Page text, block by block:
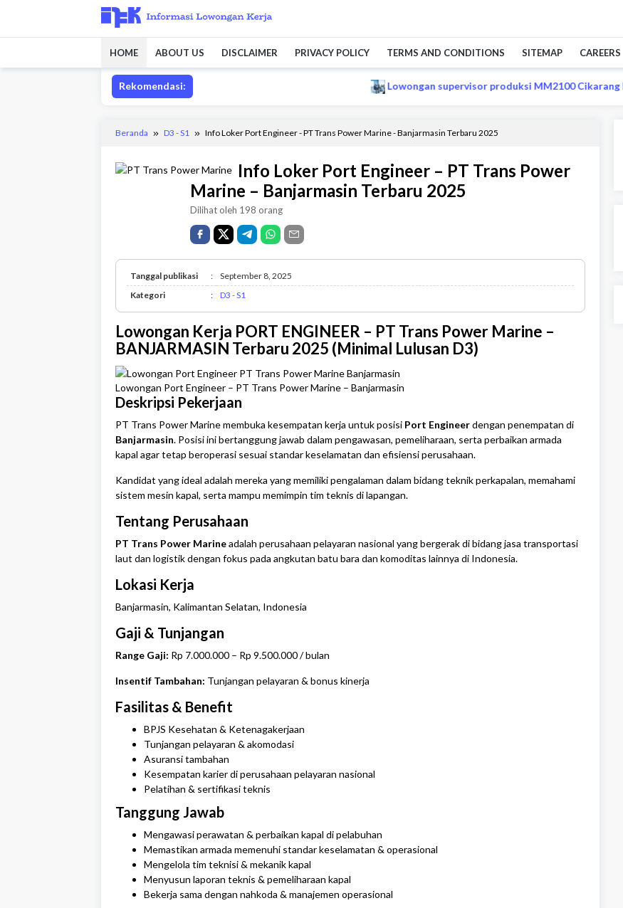
konten
HOME ABOUT US DISCLAIMER PRIVACY POLICY TERMS AND CONDITIONS SITEMAP CAREERS
Rekomendasi: Lowongan supervisor produksi MM2100 Cikarang Maret 2026
Beranda D3 - S1 Info Loker Port Engineer - PT Trans Power Marine - Banjarmasin Terbaru 2025
Info Loker Port Engineer – PT Trans Power
Marine – Banjarmasin Terbaru 2025
Dilihat oleh 198 orang
Tanggal publikasi :
September 8, 2025
Kategori
: D3 - S1
Lowongan Kerja PORT ENGINEER – PT Trans Power Marine –
BANJARMASIN Terbaru 2025 (Minimal Lulusan D3)
Lowongan Port Engineer – PT Trans Power Marine – Banjarmasin
Deskripsi Pekerjaan
PT Trans Power Marine membuka kesempatan kerja untuk posisi Port Engineerdengan penempatan di
Banjarmasin. Posisi ini bertanggung jawab dalam pengawasan, pemeliharaan, serta perbaikan armada
kapal agar tetap beroperasi sesuai standar keselamatan dan efisiensi perusahaan.
Kandidat yang ideal adalah mereka yang memiliki pengalaman dalam bidang teknik perkapalan, memahami
sistem mesin kapal, serta mampu memimpin tim teknis di lapangan.
Tentang Perusahaan
PT Trans Power Marineadalah perusahaan pelayaran nasional yang bergerak di bidang jasa transportasi
laut dan logistik dengan fokus pada angkutan batu bara dan komoditas lainnya di Indonesia.
Lokasi Kerja
Banjarmasin, Kalimantan Selatan, Indonesia
Gaji & Tunjangan
Range Gaji: Rp 7.000.000 – Rp 9.500.000 / bulan
Insentif Tambahan: Tunjangan pelayaran & bonus kinerja
Fasilitas & Benefit
BPJS Kesehatan & Ketenagakerjaan
Tunjangan pelayaran & akomodasi
Asuransi tambahan
Kesempatan karier di perusahaan pelayaran nasional
Pelatihan & sertifikasi teknis
Tanggung Jawab
Mengawasi perawatan & perbaikan kapal di pelabuhan
Memastikan armada memenuhi standar keselamatan & operasional
Mengelola tim teknisi & mekanik kapal
Menyusun laporan teknis & pemeliharaan kapal
Bekerja sama dengan nahkoda & manajemen operasional